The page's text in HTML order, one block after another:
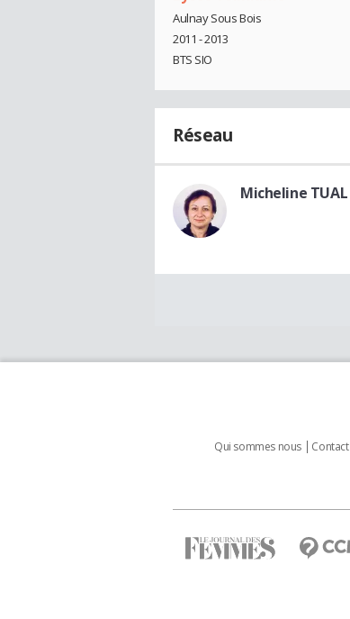
Aulnay Sous Bois
2011 - 2013
BTS SIO
Réseau
Micheline TUAL
Qui sommes nous Contact